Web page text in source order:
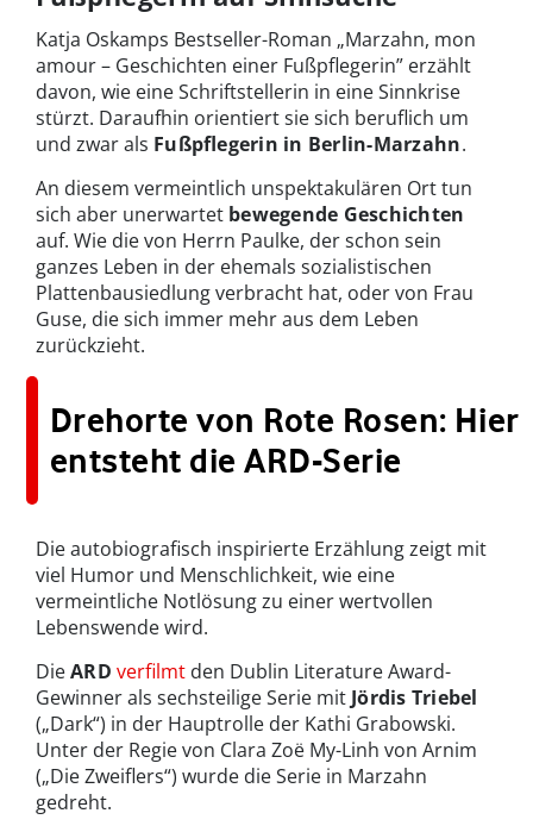
Katja Oskamps Bestseller-Roman „Marzahn, mon
amour – Geschichten einer Fußpflegerin” erzählt
davon, wie eine Schriftstellerin in eine Sinnkrise
stürzt. Daraufhin orientiert sie sich beruflich um
und zwar als Fußpflegerin in Berlin-Marzahn.
An diesem vermeintlich unspektakulären Ort tun
sich aber unerwartet bewegende Geschichten
auf. Wie die von Herrn Paulke, der schon sein
ganzes Leben in der ehemals sozialistischen
Plattenbausiedlung verbracht hat, oder von Frau
Guse, die sich immer mehr aus dem Leben
zurückzieht.
Drehorte von Rote Rosen: Hier
entsteht die ARD-Serie
Die autobiografisch inspirierte Erzählung zeigt mit
viel Humor und Menschlichkeit, wie eine
vermeintliche Notlösung zu einer wertvollen
Lebenswende wird.
DieARD verfilmtden Dublin Literature Award-
Gewinner als sechsteilige Serie mit Jördis Triebel
(„Dark“) in der Hauptrolle der Kathi Grabowski.
Unter der Regie von Clara Zoë My-Linh von Arnim
(„Die Zweiflers“) wurde die Serie in Marzahn
gedreht.